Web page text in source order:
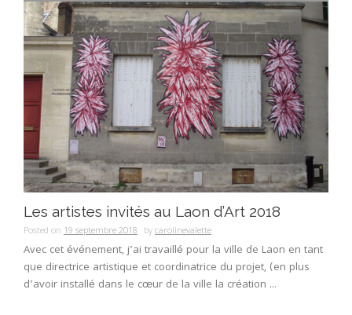
Les artistes invités au Laon d’Art 2018
Posted on 19 septembre 2018 bycarolinevalette
Avec cet événement, j’ai travaillé pour la ville de Laon en tant
que directrice artistique et coordinatrice du projet, (en plus
d’avoir installé dans le cœur de la ville la création ...